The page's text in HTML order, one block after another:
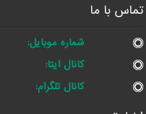
تماس با ما
شماره موبایل:
کانال ایتا:
کانال تلگرام: